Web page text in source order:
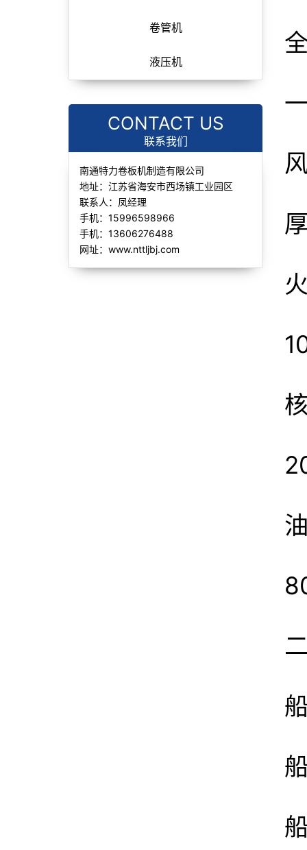
卷管机
液压机
CONTACT US
联系我们
南通特力卷板机制造有限公司
地址：江苏省海安市西场镇工业园区
联系人：凤经理
手机：15996598966
手机：13606276488
网址：www.nttljbj.com